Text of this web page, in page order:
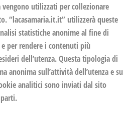
utilizzati per collezionare
“lacasamaria.it.it” utilizzerà queste
statistiche anonime al fine di
per rendere i contenuti più
dell’utenza. Questa tipologia di
anonima sull’attività dell’utenza e su
analitici sono inviati dal sito